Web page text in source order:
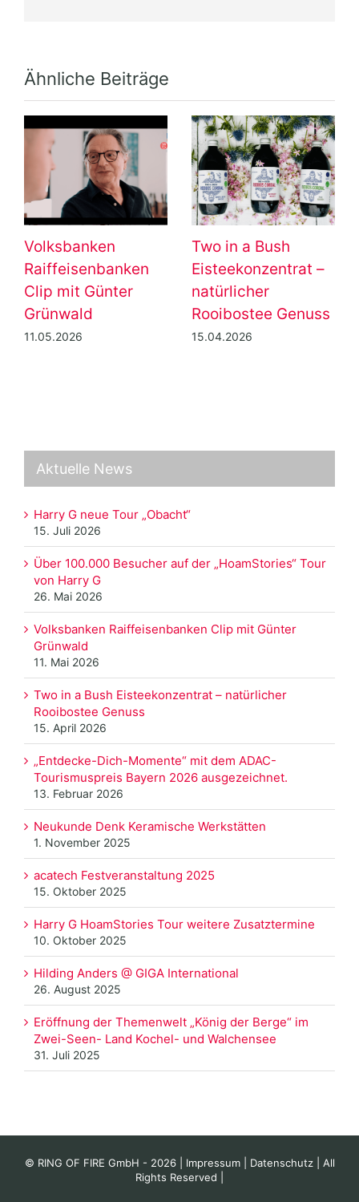
Ähnliche Beiträge
Volksbanken
Raiffeisenbanken
Clip mit Günter
Grünwald
11.05.2026
Two in a Bush
Eisteekonzentrat –
natürlicher
Rooibostee Genuss
15.04.2026
Aktuelle News
Harry G neue Tour „Obacht“
15. Juli 2026
Über 100.000 Besucher auf der „HoamStories“ Tour
von Harry G
26. Mai 2026
Volksbanken Raiffeisenbanken Clip mit Günter
Grünwald
11. Mai 2026
Two in a Bush Eisteekonzentrat – natürlicher
Rooibostee Genuss
15. April 2026
„Entdecke-Dich-Momente“ mit dem ADAC-
Tourismuspreis Bayern 2026 ausgezeichnet.
13. Februar 2026
Neukunde Denk Keramische Werkstätten
1. November 2025
acatech Festveranstaltung 2025
15. Oktober 2025
Harry G HoamStories Tour weitere Zusatztermine
10. Oktober 2025
Hilding Anders @ GIGA International
26. August 2025
Eröffnung der Themenwelt „König der Berge“ im
Zwei-Seen- Land Kochel- und Walchensee
31. Juli 2025
© RING OF FIRE GmbH - 2026 | Impressum| Datenschutz| All
Rights Reserved |